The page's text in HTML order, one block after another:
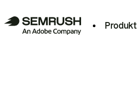
Produkt